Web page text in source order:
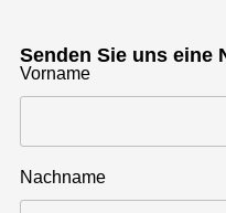
Senden Sie uns eine
Vorname
Nachname